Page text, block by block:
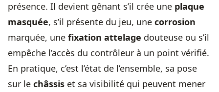
présence. Il devient gênant s’il crée une plaque
masquée, s’il présente du jeu, une corrosion
marquée, une fixation attelage douteuse ou s’il
empêche l’accès du contrôleur à un point vérifié.
En pratique, c’est l’état de l’ensemble, sa pose
sur le châssis et sa visibilité qui peuvent mener